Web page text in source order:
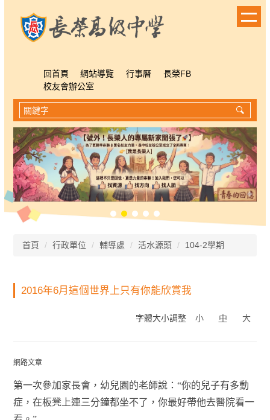
回首頁 網站導覽 行事曆
長榮FB
校友會辦公室
首頁 行政單位 輔導處 活水源頭 104-2學期
2016年6月這個世界上只有你能欣賞我
字體大小調整 小 中 大
網路文章
第一次參加家長會，幼兒園的老師說：“你的兒子有多動
症，在板凳上連三分鐘都坐不了，你最好帶他去醫院看一